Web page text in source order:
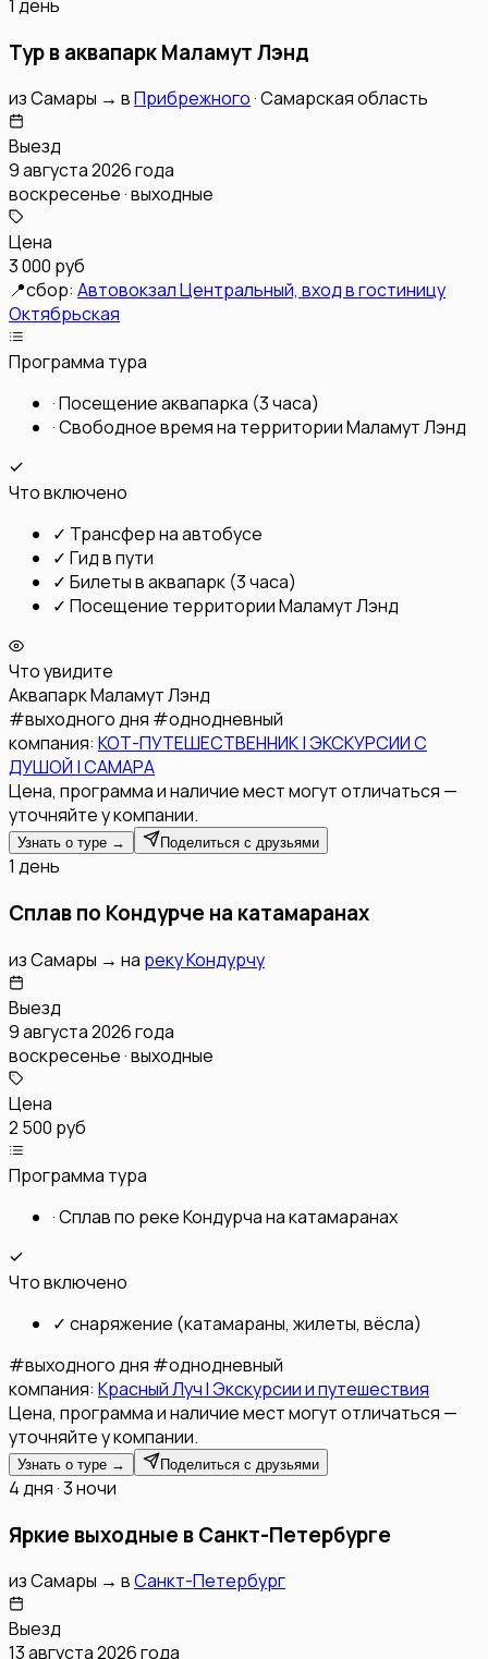
1 день
Тур в аквапарк Маламут Лэнд
изСамары → вПрибрежного·Самарская область
Выезд
9 августа 2026 года
воскресенье · выходные
Цена
3 000 руб
📍сбор: Автовокзал Центральный, вход в гостиницу
Октябрьская
Программа тура
·Посещение аквапарка (3 часа)
·Свободное время на территории Маламут Лэнд
Что включено
✓ Трансфер на автобусе
✓ Гид в пути
✓ Билеты в аквапарк (3 часа)
✓ Посещение территории Маламут Лэнд
Что увидите
Аквапарк Маламут Лэнд
#выходного дня #однодневный
компания: КОТ-ПУТЕШЕСТВЕННИК | ЭКСКУРСИИ С
ДУШОЙ | САМАРА
Цена, программа и наличие мест могут отличаться —
уточняйте у компании.
Узнать о туре → Поделиться с друзьями
1 день
Сплав по Кондурче на катамаранах
изСамары → на реку Кондурчу
Выезд
9 августа 2026 года
воскресенье · выходные
Цена
2 500 руб
Программа тура
·Сплав по реке Кондурча на катамаранах
Что включено
✓ снаряжение (катамараны, жилеты, вёсла)
#выходного дня #однодневный
компания: Красный Луч l Экскурсии и путешествия
Цена, программа и наличие мест могут отличаться —
уточняйте у компании.
Узнать о туре → Поделиться с друзьями
4 дня · 3 ночи
Яркие выходные в Санкт-Петербурге
изСамары → вСанкт-Петербург
Выезд
13 августа 2026 года